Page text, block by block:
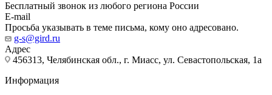
Бесплатный звонок из любого региона России
E-mail
Просьба указывать в теме письма, кому оно адресовано.
g-s@gird.ru
Адрес
456313, Челябинская обл., г. Миасс, ул. Севастопольская, 1а
Информация